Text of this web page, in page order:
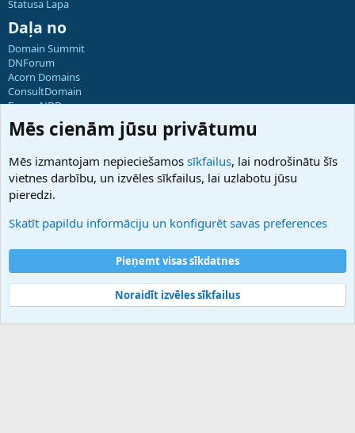
Statusa Lapa
Daļa no
Domain Summit
DNForum
Acorn Domains
ConsultDomain
ForumNDD
Domainforum.ro
27.be
Hostmaria
Atbalsts
Palīdzība
Noteikumi un nosacījumi
Privātuma politika
Community platform by XenForo® © 2010-2025 XenForo Ltd.
Mēs cienām jūsu privātumu
Mēs izmantojam nepieciešamos sīkfailus, lai nodrošinātu šīs
vietnes darbību, un izvēles sīkfailus, lai uzlabotu jūsu
pieredzi.
Skatīt papildu informāciju un konfigurēt savas preferences
Pieņemt visas sīkdatnes
Noraidīt izvēles sīkfailus